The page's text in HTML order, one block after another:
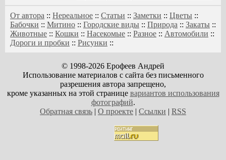
От автора :: Нереальное :: Статьи :: Заметки :: Цветы ::
Бабочки :: Митино :: Городские виды :: Природа :: Закаты ::
Животные :: Кошки :: Насекомые :: Разное :: Автомобили ::
Дороги и пробки :: Рисунки ::
© 1998-2026 Ерофеев Андрей
Использование материалов с сайта без письменного
разрешения автора запрещено,
кроме указанных на этой странице вариантов использования
фотографий.
Обратная связь | О проекте | Ссылки | RSS